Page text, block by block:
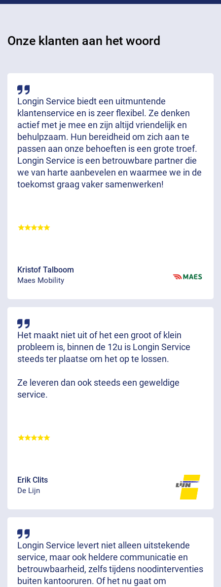
Onze klanten aan het woord
Longin Service biedt een uitmuntende
klantenservice en is zeer flexibel. Ze denken
actief met je mee en zijn altijd vriendelijk en
behulpzaam. Hun bereidheid om zich aan te
passen aan onze behoeften is een grote troef.
Longin Service is een betrouwbare partner die
we van harte aanbevelen en waarmee we in de
toekomst graag vaker samenwerken!
Kristof Talboom
Maes Mobility
Het maakt niet uit of het een groot of klein
probleem is, binnen de 12u is Longin Service
steeds ter plaatse om het op te lossen.
Ze leveren dan ook steeds een geweldige
service.
Erik Clits
De Lijn
Longin Service levert niet alleen uitstekende
service, maar ook heldere communicatie en
betrouwbaarheid, zelfs tijdens noodinterventies
buiten kantooruren. Of het nu gaat om